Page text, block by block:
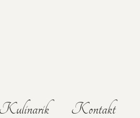
Kulinarik Kontakt